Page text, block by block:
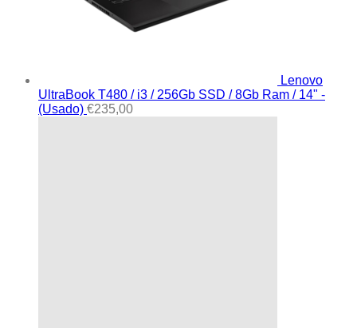
Lenovo
UltraBook T480 / i3 / 256Gb SSD / 8Gb Ram / 14" -
(Usado) €235,00